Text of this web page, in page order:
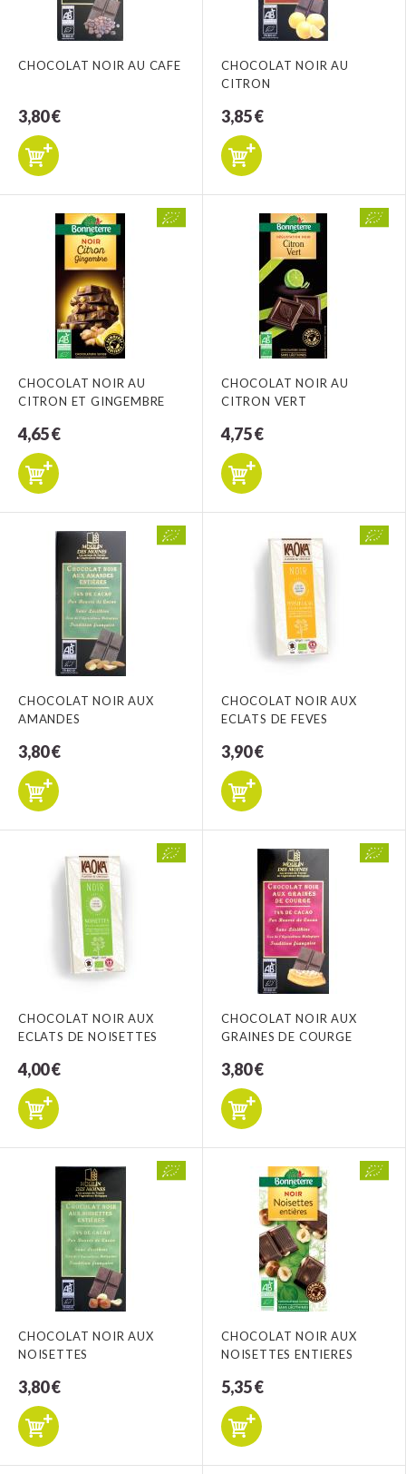
CHOCOLAT NOIR AU CAFE
3,80 €
CHOCOLAT NOIR AU
CITRON
3,85 €
CHOCOLAT NOIR AU
CITRON ET GINGEMBRE
4,65 €
CHOCOLAT NOIR AU
CITRON VERT
4,75 €
CHOCOLAT NOIR AUX
AMANDES
3,80 €
CHOCOLAT NOIR AUX
ECLATS DE FEVES
3,90 €
CHOCOLAT NOIR AUX
ECLATS DE NOISETTES
4,00 €
CHOCOLAT NOIR AUX
GRAINES DE COURGE
3,80 €
CHOCOLAT NOIR AUX
NOISETTES
3,80 €
CHOCOLAT NOIR AUX
NOISETTES ENTIERES
5,35 €